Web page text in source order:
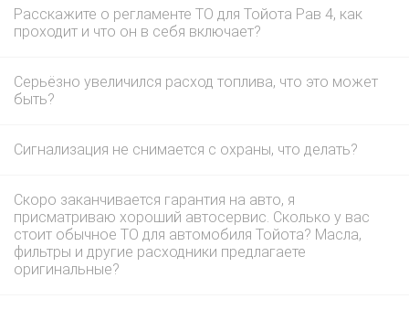
Расскажите о регламенте ТО для Тойота Рав 4, как
проходит и что он в себя включает?
Серьёзно увеличился расход топлива, что это может
быть?
Сигнализация не снимается с охраны, что делать?
Скоро заканчивается гарантия на авто, я
присматриваю хороший автосервис. Сколько у вас
стоит обычное ТО для автомобиля Тойота? Масла,
фильтры и другие расходники предлагаете
оригинальные?